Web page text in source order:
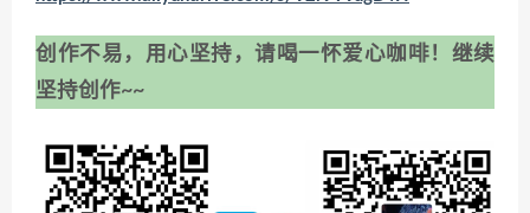
创作不易，用心坚持，请喝一怀爱心咖啡！继续
坚持创作~~